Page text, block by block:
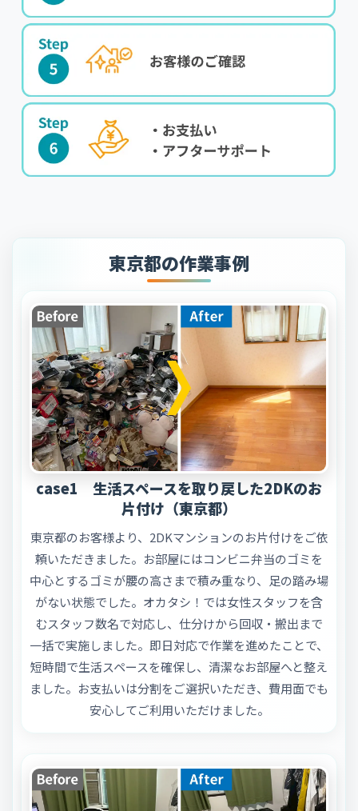
東京都の作業事例
case1 生活スペースを取り戻した2DKのお
片付け（東京都）
東京都のお客様より、2DKマンションのお片付けをご依
頼いただきました。お部屋にはコンビニ弁当のゴミを
中心とするゴミが腰の高さまで積み重なり、足の踏み場
がない状態でした。オカタシ！では女性スタッフを含
むスタッフ数名で対応し、仕分けから回収・搬出まで
一括で実施しました。即日対応で作業を進めたことで、
短時間で生活スペースを確保し、清潔なお部屋へと整え
ました。お支払いは分割をご選択いただき、費用面でも
安心してご利用いただけました。